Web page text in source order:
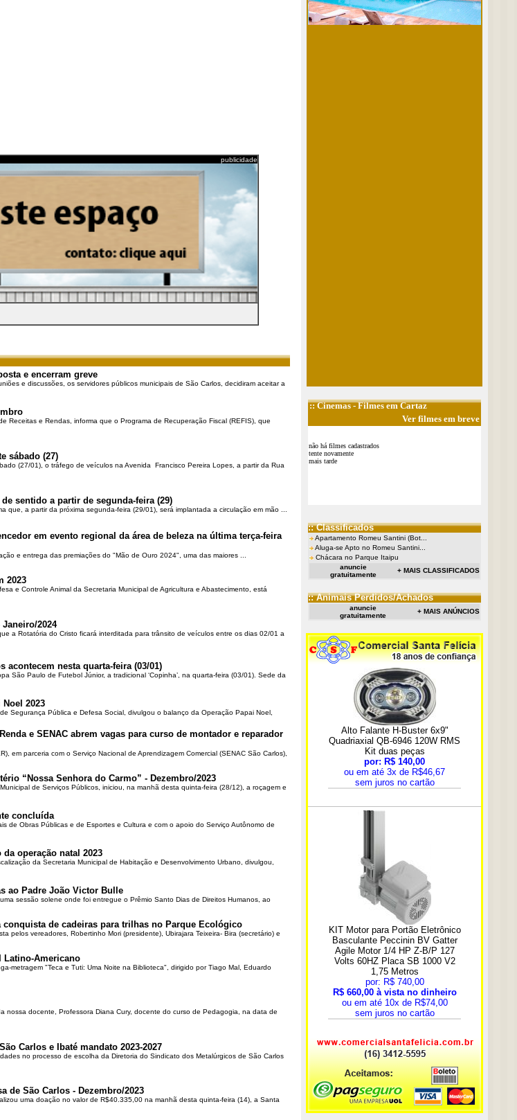
publicidade
e encerram greve
e discussões, os servidores públicos municipais de São Carlos, decidiram aceitar a
Receitas e Rendas, informa que o Programa de Recuperação Fiscal (REFIS), que
sábado (27)
(27/01), o tráfego de veículos na Avenida Francisco Pereira Lopes, a partir da Rua
sentido a partir de segunda-feira (29)
que, a partir da próxima segunda-feira (29/01), será implantada a circulação em mão ...
em evento regional da área de beleza na última terça-feira
e entrega das premiações do "Mão de Ouro 2024", uma das maiores ...
2023
e Controle Animal da Secretaria Municipal de Agricultura e Abastecimento, está
2024
a Rotatória do Cristo ficará interditada para trânsito de veículos entre os dias 02/01 a
acontecem nesta quarta-feira (03/01)
São Paulo de Futebol Júnior, a tradicional ‘Copinha’, na quarta-feira (03/01). Sede da
2023
Segurança Pública e Defesa Social, divulgou o balanço da Operação Papai Noel,
e SENAC abrem vagas para curso de montador e reparador
em parceria com o Serviço Nacional de Aprendizagem Comercial (SENAC São Carlos),
“Nossa Senhora do Carmo” - Dezembro/2023
de Serviços Públicos, iniciou, na manhã desta quinta-feira (28/12), a roçagem e
concluída
de Obras Públicas e de Esportes e Cultura e com o apoio do Serviço Autônomo de
operação natal 2023
da Secretaria Municipal de Habitação e Desenvolvimento Urbano, divulgou,
ao Padre João Victor Bulle
sessão solene onde foi entregue o Prêmio Santo Dias de Direitos Humanos, ao
de cadeiras para trilhas no Parque Ecológico
pelos vereadores, Robertinho Mori (presidente), Ubirajara Teixeira- Bira (secretário) e
Latino-Americano
metragem "Teca e Tuti: Uma Noite na Biblioteca", dirigido por Tiago Mal, Eduardo
nossa docente, Professora Diana Cury, docente do curso de Pedagogia, na data de
Carlos e Ibaté mandato 2023-2027
no processo de escolha da Diretoria do Sindicato dos Metalúrgicos de São Carlos
de São Carlos - Dezembro/2023
uma doação no valor de R$40.335,00 na manhã desta quinta-feira (14), a Santa
::Cinemas- Filmes em Cartaz
Ver filmes em breve
não há filmes cadastrados
tente novamente
mais tarde
:: Classificados
Apartamento Romeu Santini (Bot...
Aluga-se Apto no Romeu Santini...
Chácara no Parque Itaipu
anuncie
gratuitamente
+ MAIS CLASSIFICADOS
:: Animais Perdidos/Achados
anuncie
gratuitamente
+ MAIS ANÚNCIOS